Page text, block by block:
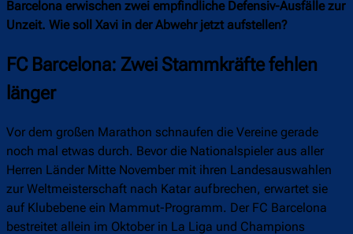
Barcelona erwischen zwei empfindliche Defensiv-Ausfälle zur
Unzeit. Wie soll Xavi in der Abwehr jetzt aufstellen?
FC Barcelona: Zwei Stammkräfte fehlen
länger
Vor dem großen Marathon schnaufen die Vereine gerade
noch mal etwas durch. Bevor die Nationalspieler aus aller
Herren Länder Mitte November mit ihren Landesauswahlen
zur Weltmeisterschaft nach Katar aufbrechen, erwartet sie
auf Klubebene ein Mammut-Programm. Der FC Barcelona
bestreitet allein im Oktober in La Liga und Champions